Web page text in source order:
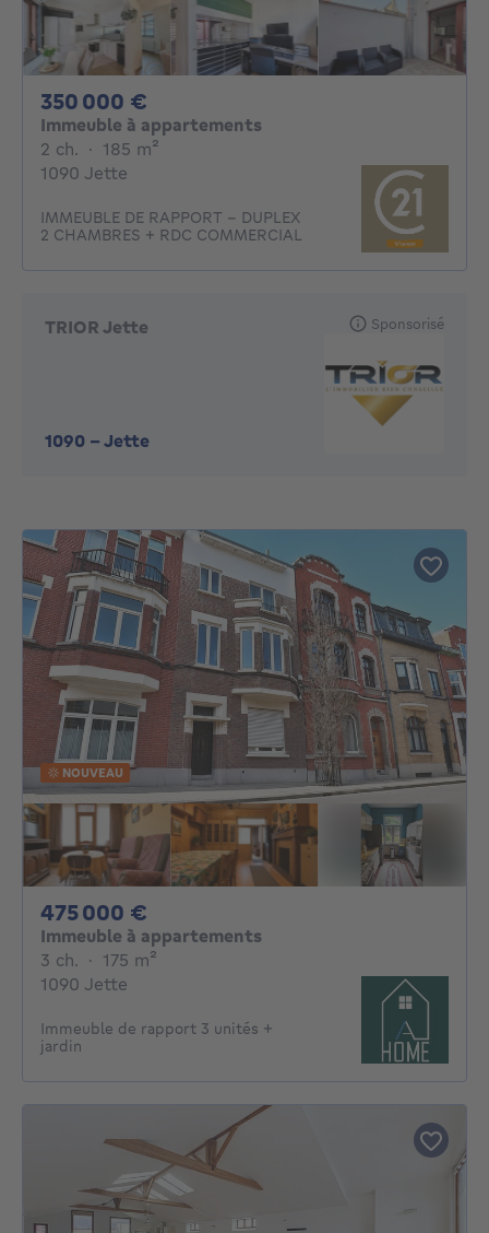
350 000 €
Immeuble à appartements
2 ch. 2 chambres
· 185 m²
1090 Jette
IMMEUBLE DE RAPPORT - DUPLEX
2 CHAMBRES + RDC COMMERCIAL
TRIOR Jette
1090 -Jette
Sponsorisé
NOUVEAU
475 000 €
Immeuble à appartements
3 ch. 3 chambres
· 175 m²
1090 Jette
Immeuble de rapport 3 unités +
jardin